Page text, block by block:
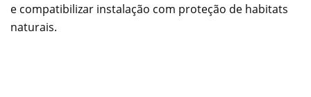
e compatibilizar instalação com proteção de habitats
naturais.